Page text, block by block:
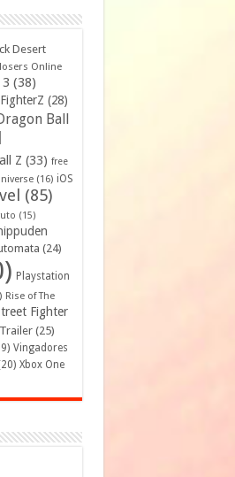
Desert
Online
(38)
(28)
Ball
Z (33) free
(16) iOS
(85)
(15)
(24)
Playstation
Rise of The
Fighter
Trailer(25)
Vingadores
Xbox One